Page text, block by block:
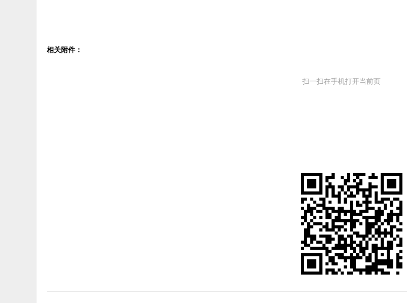
相关附件：
扫一扫在手机打开当前页